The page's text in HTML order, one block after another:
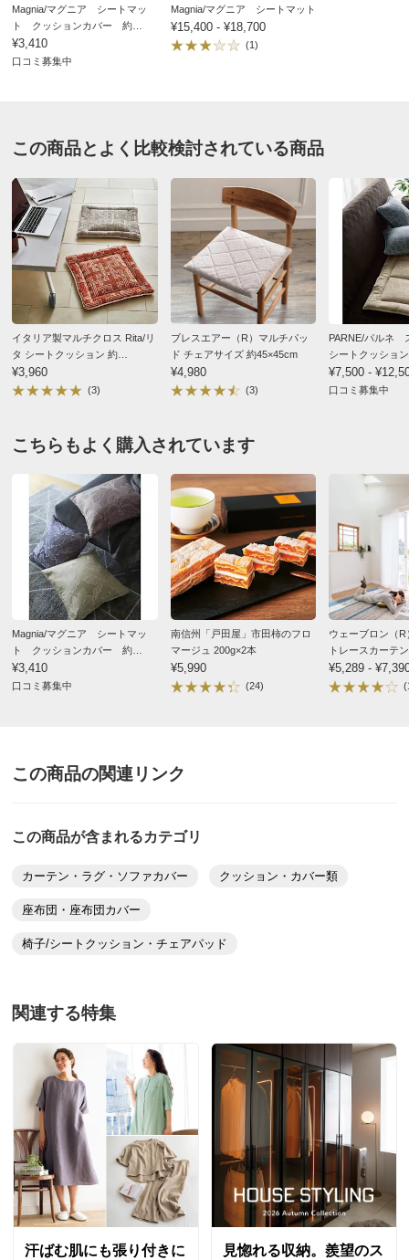
ディノスのサイズ
Magnia/マグニア シートマッ
ト クッションカバー 約
45cm×45cm
¥3,410
口コミ募集中
Magnia/マグニア シートマット
¥15,400 - ¥18,700
(1)
この商品とよく比較検討されている商品
イタリア製マルチクロス Rita/リ
タ シートクッション 約
48×45cm
¥3,960
(3)
ブレスエアー（R）マルチパッ
ド チェアサイズ 約45×45cm
¥4,980
(3)
PARNE/パルネ
シートクッション
¥7,500 -
口コミ募集中
こちらもよく購入されています
Magnia/マグニア シートマッ
ト クッションカバー 約
45cm×45cm
¥3,410
口コミ募集中
南信州「戸田屋」市田柿のフロ
マージュ 200g×2本
¥5,990
(24)
ウェーブロン（
トレースカーテ
枚組）
¥5,289 -
この商品の関連リンク
この商品が含まれるカテゴリ
カーテン・ラグ・ソファカバー クッション・カバー類
座布団・座布団カバー
椅子/シートクッション・チェアパッド
関連する特集
汗ばむ肌にも張り付きに
見惚れる収納。羨望のス